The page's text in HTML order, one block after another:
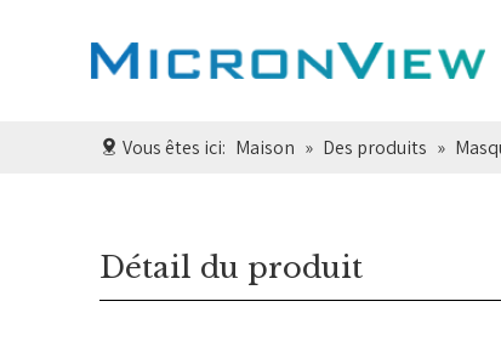
Vous êtes ici: Maison » Des produits »
Détail du produit